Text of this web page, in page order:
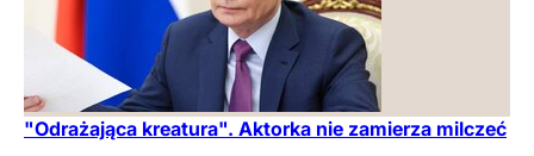
"Odrażająca kreatura". Aktorka nie zamierza milczeć